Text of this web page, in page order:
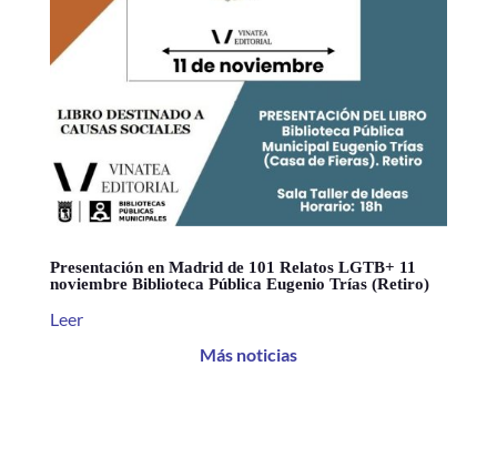
Presentación en Madrid de 101 Relatos LGTB+ 11
noviembre Biblioteca Pública Eugenio Trías (Retiro)
Leer
Más noticias